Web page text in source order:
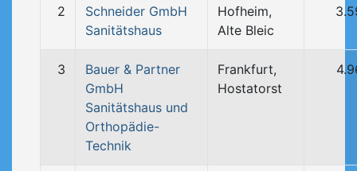
2
Schneider GmbH
Sanitätshaus
Hofheim,
Alte Bleic
3
Bauer & Partner
GmbH
Sanitätshaus und
Orthopädie-
Technik
Frankfurt,
Hostatorst